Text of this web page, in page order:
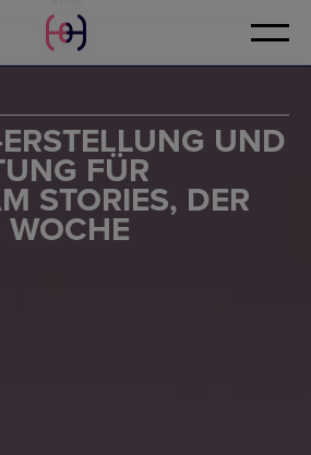
KONTAKT
UND
FÜR
STORIES, DER
WOCHE